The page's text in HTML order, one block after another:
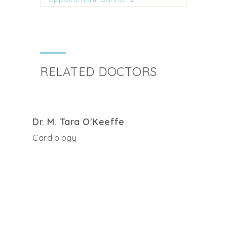
RELATED DOCTORS
Dr. M. Tara O'Keeffe
Cardiology